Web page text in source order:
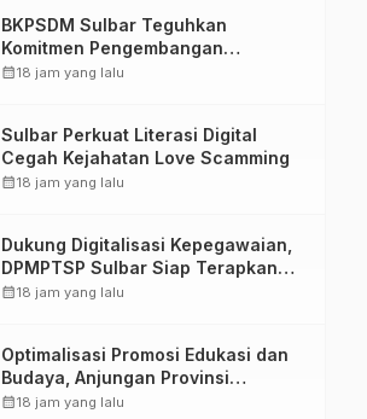
BKPSDM Sulbar Teguhkan
Komitmen Pengembangan
Kompetensi ASN melalui
calendar_month18 jam yang lalu
Sulbar Perkuat Literasi Digital
Cegah Kejahatan Love Scamming
calendar_month18 jam yang lalu
Dukung Digitalisasi Kepegawaian,
DPMPTSP Sulbar Siap Terapkan
Aplikasi FLEKSI ASN
calendar_month18 jam yang lalu
Optimalisasi Promosi Edukasi dan
Budaya, Anjungan Provinsi
Sulawesi Barat Perkuat Kolaborasi
calendar_month18 jam yang lalu